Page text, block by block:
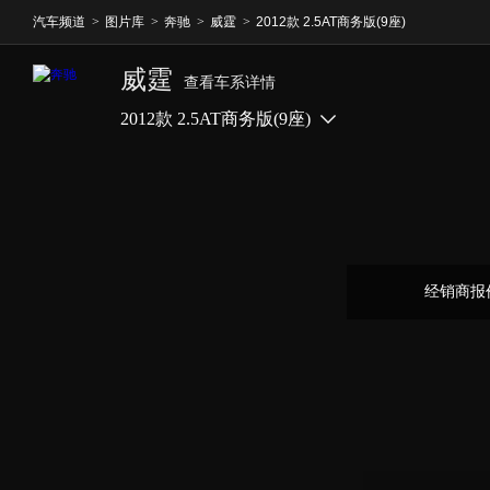
汽车频道 > 图片库 > 奔驰 > 威霆 > 2012款 2.5AT商务版(9座)
威霆 查看车系详情
2012款 2.5AT商务版(9座)
经销商报